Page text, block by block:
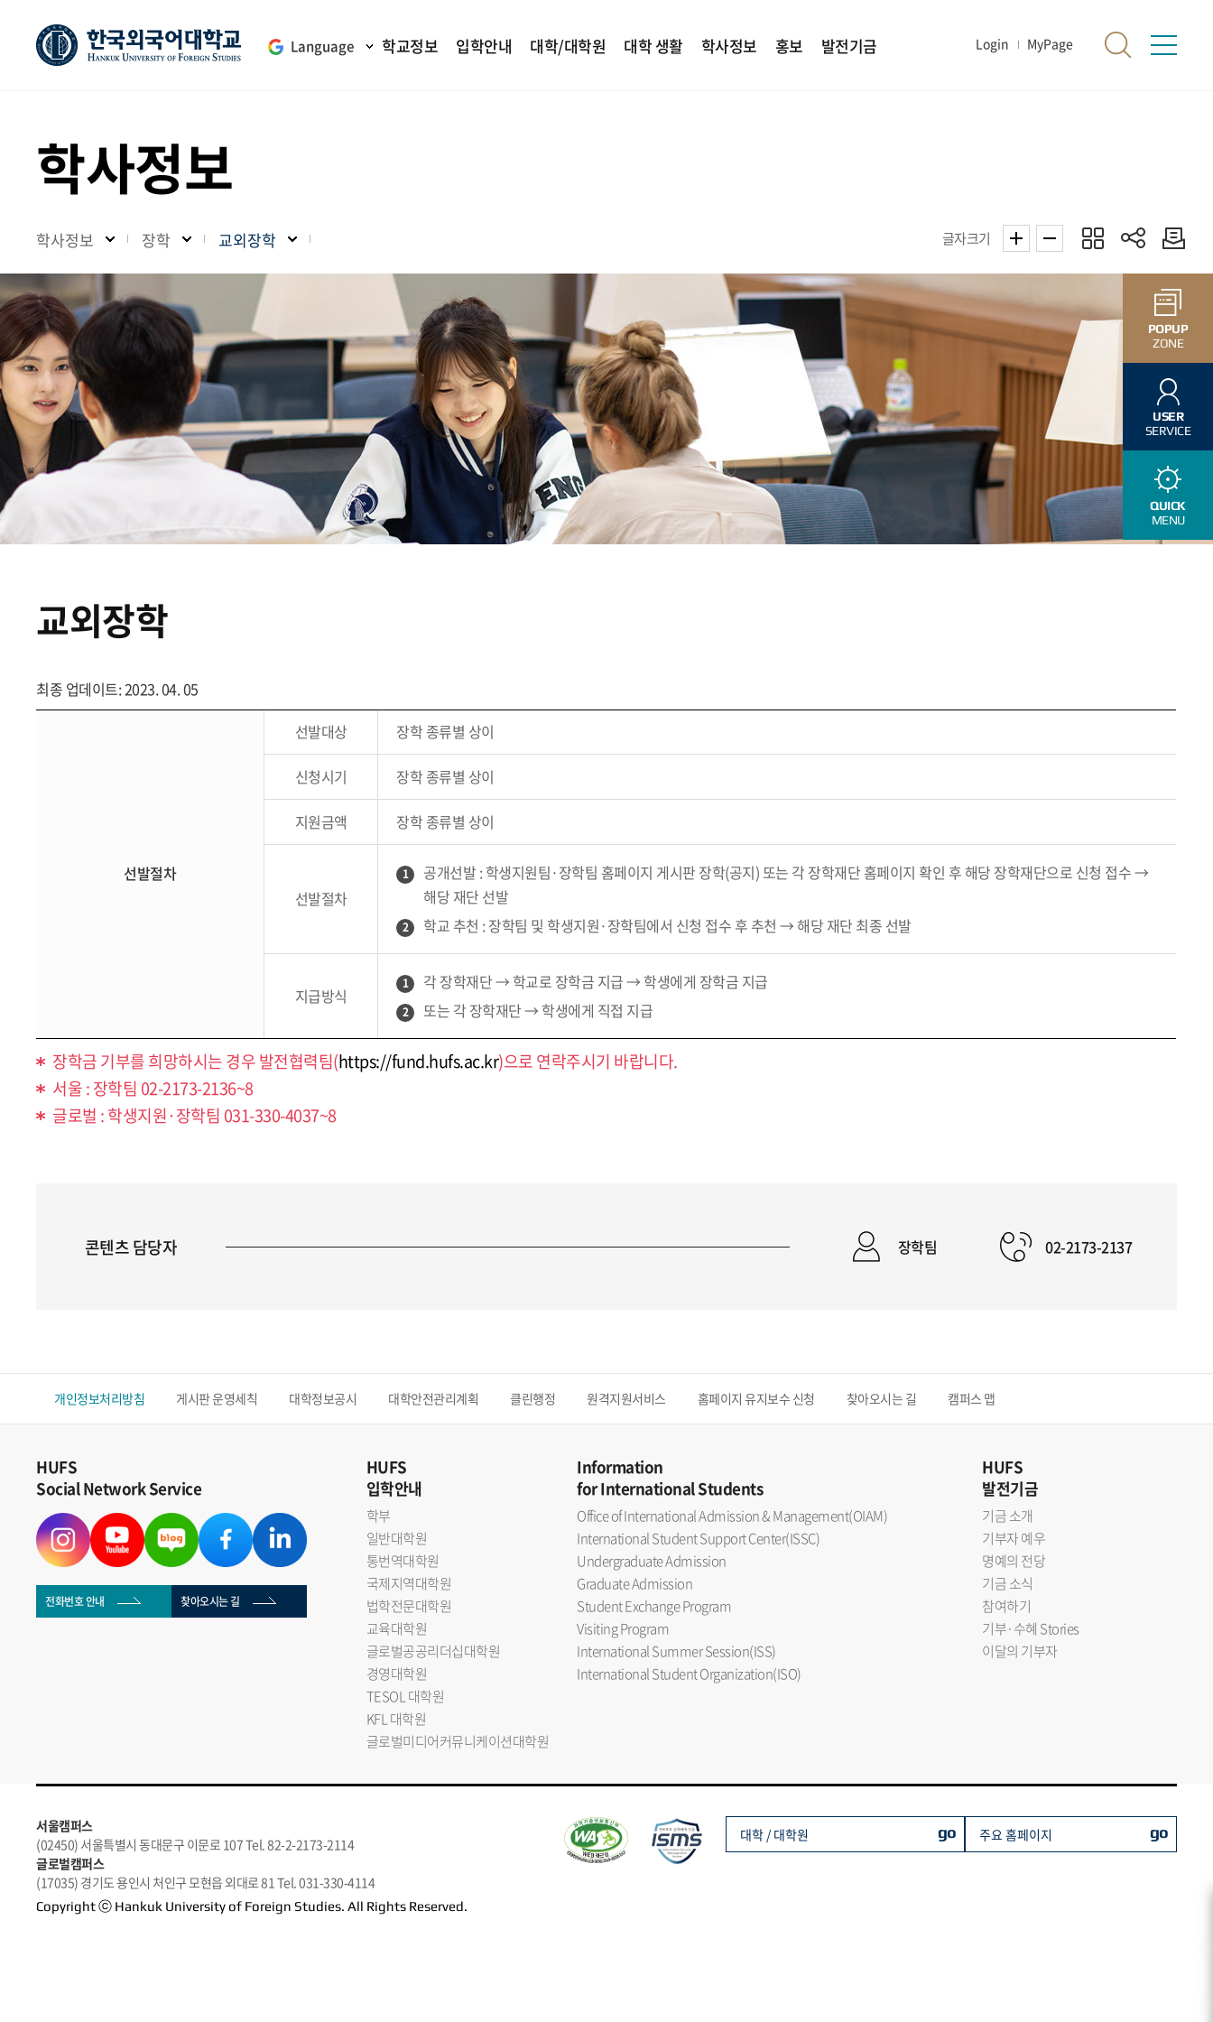
Language 학교정보 입학안내 대학/대학원 대학 생활 학사정보 홍보 발전기금 Login MyPage
POPUP
ZONE
USER
SERVICE
QUICK
MENU
학사정보
학사정보 장학 교외장학 글자크기
교외장학
최종 업데이트: 2023. 04. 05
선발절차
선발대상 장학 종류별 상이
신청시기 장학 종류별 상이
지원금액 장학 종류별 상이
선발절차
1
공개선발 : 학생지원팀·장학팀 홈페이지 게시판 장학(공지) 또는 각 장학재단 홈페이지 확인 후 해당 장학재단으로 신청 접수 →
해당 재단 선발
2 학교 추천 : 장학팀 및 학생지원·장학팀에서 신청 접수 후 추천 → 해당 재단 최종 선발
지급방식
1 각 장학재단 → 학교로 장학금 지급 → 학생에게 장학금 지급
2 또는 각 장학재단 → 학생에게 직접 지급
장학금 기부를 희망하시는 경우 발전협력팀(https://fund.hufs.ac.kr)으로 연락주시기 바랍니다.
서울 : 장학팀 02-2173-2136~8
글로벌 : 학생지원·장학팀 031-330-4037~8
콘텐츠 담당자 장학팀 02-2173-2137
개인정보처리방침 게시판 운영세칙 대학정보공시 대학안전관리계획 클린행정 원격지원서비스 홈페이지 유지보수 신청 찾아오시는 길 캠퍼스 맵
HUFS
Social Network Service
전화번호 안내 찾아오시는 길
HUFS
입학안내
학부
일반대학원
통번역대학원
국제지역대학원
법학전문대학원
교육대학원
글로벌공공리더십대학원
경영대학원
TESOL 대학원
KFL 대학원
글로벌미디어커뮤니케이션대학원
Information
for International Students
Office of International Admission & Management(OIAM)
International Student Support Center(ISSC)
Undergraduate Admission
Graduate Admission
Student Exchange Program
Visiting Program
International Summer Session(ISS)
International Student Organization(ISO)
HUFS
발전기금
기금 소개
기부자 예우
명예의 전당
기금 소식
참여하기
기부·수혜 Stories
이달의 기부자
서울캠퍼스
(02450) 서울특별시 동대문구 이문로 107 Tel. 82-2-2173-2114
글로벌캠퍼스
(17035) 경기도 용인시 처인구 모현읍 외대로 81 Tel. 031-330-4114
Copyright ⓒ Hankuk University of Foreign Studies. All Rights Reserved.
대학 / 대학원 go 주요 홈페이지 go